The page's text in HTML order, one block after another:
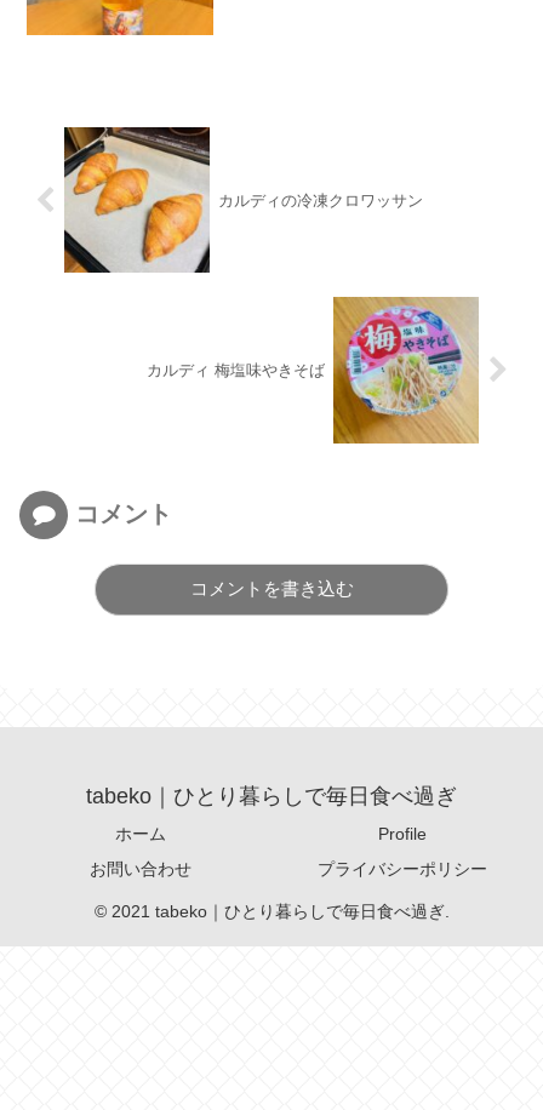
カルディの冷凍クロワッサン
カルディ 梅塩味やきそば
コメント
コメントを書き込む
tabeko｜ひとり暮らしで毎日食べ過ぎ
ホーム
Profile
お問い合わせ
プライバシーポリシー
© 2021 tabeko｜ひとり暮らしで毎日食べ過ぎ.